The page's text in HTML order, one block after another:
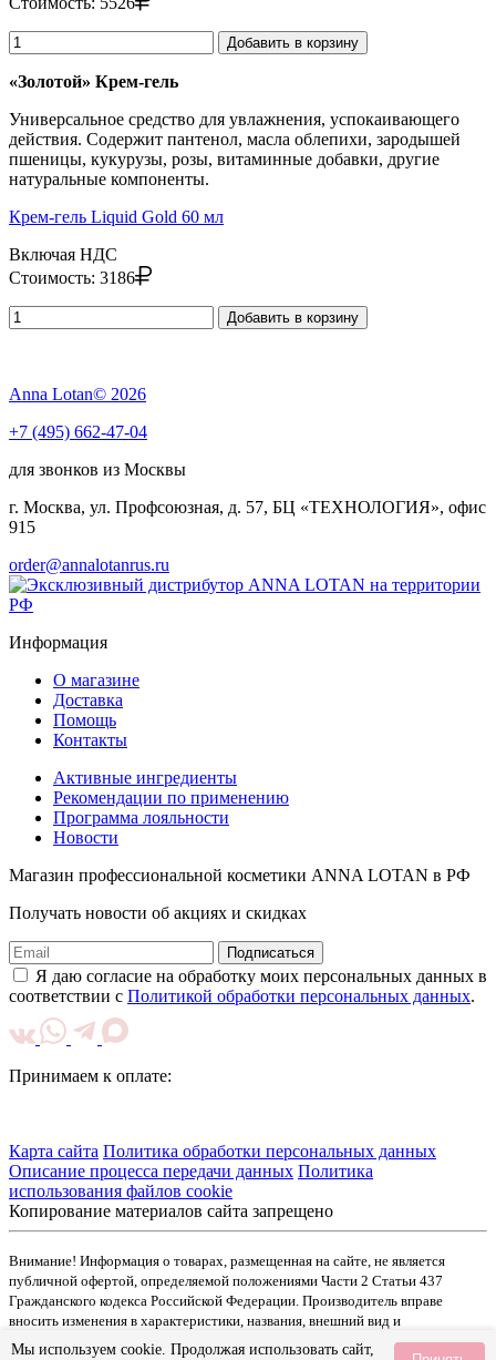
Добавить в корзину
«Золотой» Крем-гель
Универсальное средство для увлажнения, успокаивающего
действия. Содержит пантенол, масла облепихи, зародышей
пшеницы, кукурузы, розы, витаминные добавки, другие
натуральные компоненты.
Крем-гель Liquid Gold 60 мл
Включая НДС
Стоимость: 3186
Добавить в корзину
Anna Lotan© 2026
+7 (495) 662-47-04
для звонков из Москвы
г. Москва, ул. Профсоюзная, д. 57, БЦ «ТЕХНОЛОГИЯ», офис
915
order@annalotanrus.ru
Информация
О магазине
Доставка
Помощь
Контакты
Активные ингредиенты
Рекомендации по применению
Программа лояльности
Новости
Магазин профессиональной косметики ANNA LOTAN в РФ
Получать новости об акциях и скидках
Подписаться
Я даю согласие на обработку моих персональных данных в
соответствии с Политикой обработки персональных данных.
Принимаем к оплате:
Карта сайта Политика обработки персональных данных
Описание процесса передачи данных Политика
использования файлов cookie
Копирование материалов сайта запрещено
Внимание! Информация о товарах, размещенная на сайте, не является
публичной офертой, определяемой положениями Части 2 Статьи 437
Гражданского кодекса Российской Федерации. Производитель вправе
вносить изменения в характеристики, названия, внешний вид и
комплектацию товаров без предварительного уведомления. Подробную
Мы используем cookie. Продолжая использовать сайт,